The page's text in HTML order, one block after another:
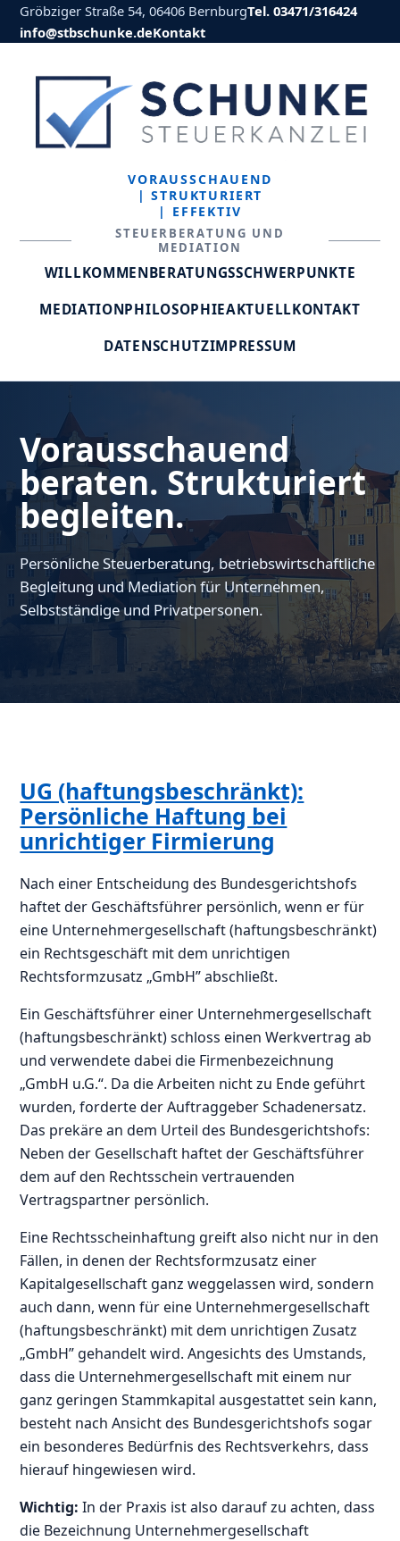
Gröbziger Straße 54, 06406 BernburgTel. 03471/316424
info@stbschunke.deKontakt
VORAUSSCHAUEND
| STRUKTURIERT
| EFFEKTIV
STEUERBERATUNG UND
MEDIATION
WILLKOMMENBERATUNGSSCHWERPUNKTE
MEDIATIONPHILOSOPHIEAKTUELLKONTAKT
DATENSCHUTZIMPRESSUM
Vorausschauend
beraten. Strukturiert
begleiten.
Persönliche Steuerberatung, betriebswirtschaftliche
Begleitung und Mediation für Unternehmen,
Selbstständige und Privatpersonen.
UG (haftungsbeschränkt):
Persönliche Haftung bei
unrichtiger Firmierung
Nach einer Entscheidung des Bundesgerichtshofs
haftet der Geschäftsführer persönlich, wenn er für
eine Unternehmergesellschaft (haftungsbeschränkt)
ein Rechtsgeschäft mit dem unrichtigen
Rechtsformzusatz „GmbH” abschließt.
Ein Geschäftsführer einer Unternehmergesellschaft
(haftungsbeschränkt) schloss einen Werkvertrag ab
und verwendete dabei die Firmenbezeichnung
„GmbH u.G.“. Da die Arbeiten nicht zu Ende geführt
wurden, forderte der Auftraggeber Schadenersatz.
Das prekäre an dem Urteil des Bundesgerichtshofs:
Neben der Gesellschaft haftet der Geschäftsführer
dem auf den Rechtsschein vertrauenden
Vertragspartner persönlich.
Eine Rechtsscheinhaftung greift also nicht nur in den
Fällen, in denen der Rechtsformzusatz einer
Kapitalgesellschaft ganz weggelassen wird, sondern
auch dann, wenn für eine Unternehmergesellschaft
(haftungsbeschränkt) mit dem unrichtigen Zusatz
„GmbH” gehandelt wird. Angesichts des Umstands,
dass die Unternehmergesellschaft mit einem nur
ganz geringen Stammkapital ausgestattet sein kann,
besteht nach Ansicht des Bundesgerichtshofs sogar
ein besonderes Bedürfnis des Rechtsverkehrs, dass
hierauf hingewiesen wird.
Wichtig:In der Praxis ist also darauf zu achten, dass
die Bezeichnung Unternehmergesellschaft